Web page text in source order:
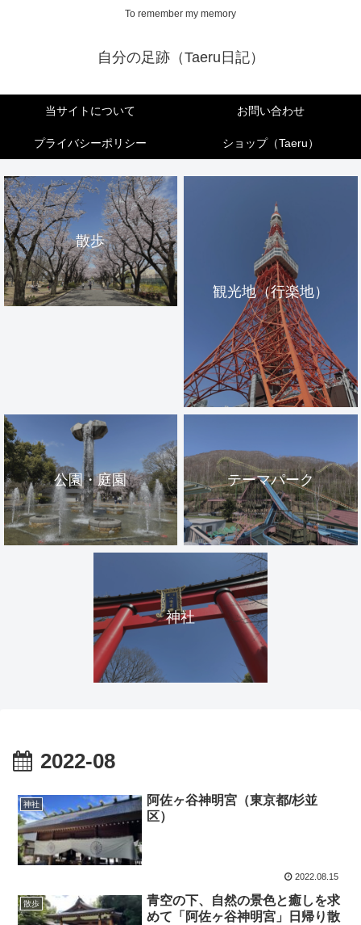
To remember my memory
自分の足跡（Taeru日記）
当サイトについて お問い合わせ
プライバシーポリシー ショップ（Taeru）
散歩
観光地（行楽地）
公園・庭園 テーマパーク
神社
2022-08
神社
阿佐ヶ谷神明宮（東京都/杉並
区）
2022.08.15
散歩
青空の下、自然の景色と癒しを求
めて「阿佐ヶ谷神明宮」日帰り散